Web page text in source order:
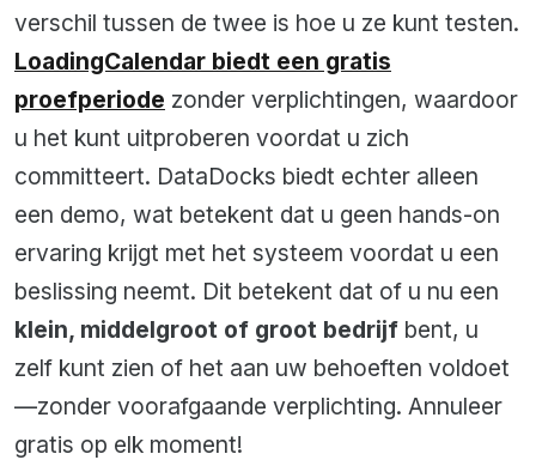
verschil tussen de twee is hoe u ze kunt testen.
LoadingCalendar biedt een gratis
proefperiode zonder verplichtingen, waardoor
u het kunt uitproberen voordat u zich
committeert. DataDocks biedt echter alleen
een demo, wat betekent dat u geen hands-on
ervaring krijgt met het systeem voordat u een
beslissing neemt. Dit betekent dat of u nu een
klein, middelgroot of groot bedrijf bent, u
zelf kunt zien of het aan uw behoeften voldoet
—zonder voorafgaande verplichting. Annuleer
gratis op elk moment!